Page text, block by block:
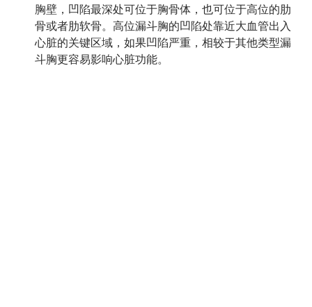
胸壁，凹陷最深处可位于胸骨体，也可位于高位的肋
骨或者肋软骨。高位漏斗胸的凹陷处靠近大血管出入
心脏的关键区域，如果凹陷严重，相较于其他类型漏
斗胸更容易影响心脏功能。